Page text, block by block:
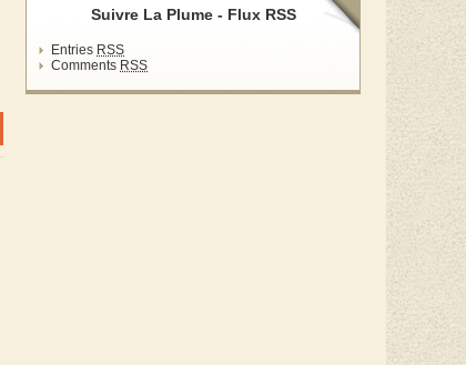
Suivre La Plume - Flux RSS
Entries RSS
Comments RSS